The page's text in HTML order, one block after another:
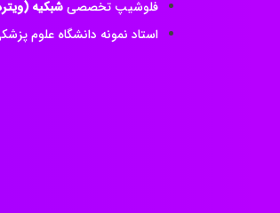
فلوشیپ تخصصیشبکیه
استاد نمونه دانشگاه علوم